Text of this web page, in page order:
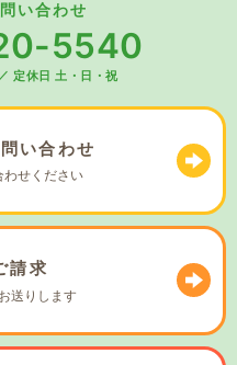
い合わせ
5540
／ 定休日 土・日・祝
い合わせ
わせください
請求
お送りします